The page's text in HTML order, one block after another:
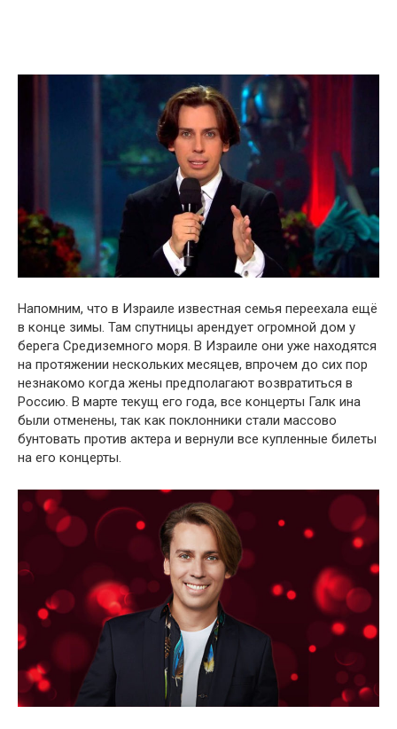
Напомним, что в Израиле известная семья переехала ещё
в конце зимы. Там спутницы арендует огромной дом у
берега Средиземного моря. В Израиле они уже находятся
на протяжении нескольких месяцев, впрочем до сих пор
незнакомо когда жены предполагают возвратиться в
Россию. В марте текущ его года, все концерты Галк ина
были отменены, так как поклонники стали массово
бунтовать против актера и вернули все купленные билеты
на его концерты.